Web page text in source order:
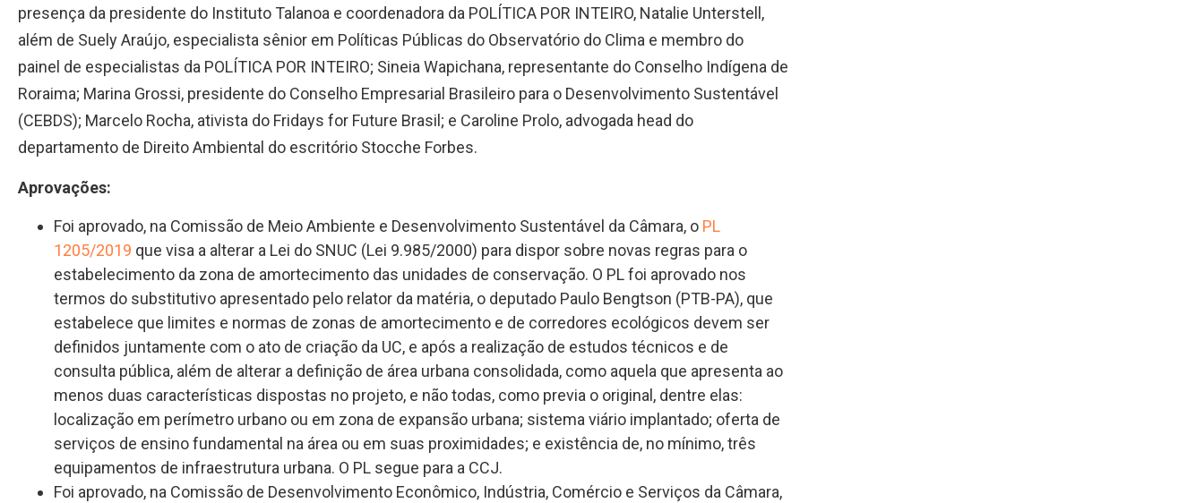
presença da presidente do Instituto Talanoa e coordenadora da POLÍTICA POR INTEIRO, Natalie Unterstell,
além de Suely Araújo, especialista sênior em Políticas Públicas do Observatório do Clima e membro do
painel de especialistas da POLÍTICA POR INTEIRO; Sineia Wapichana, representante do Conselho Indígena de
Roraima; Marina Grossi, presidente do Conselho Empresarial Brasileiro para o Desenvolvimento Sustentável
(CEBDS); Marcelo Rocha, ativista do Fridays for Future Brasil; e Caroline Prolo, advogada head do
departamento de Direito Ambiental do escritório Stocche Forbes.
Aprovações:
Foi aprovado, na Comissão de Meio Ambiente e Desenvolvimento Sustentável da Câmara, o PL
1205/2019 que visa a alterar a Lei do SNUC (Lei 9.985/2000) para dispor sobre novas regras para o
estabelecimento da zona de amortecimento das unidades de conservação. O PL foi aprovado nos
termos do substitutivo apresentado pelo relator da matéria, o deputado Paulo Bengtson (PTB-PA), que
estabelece que limites e normas de zonas de amortecimento e de corredores ecológicos devem ser
definidos juntamente com o ato de criação da UC, e após a realização de estudos técnicos e de
consulta pública, além de alterar a definição de área urbana consolidada, como aquela que apresenta ao
menos duas características dispostas no projeto, e não todas, como previa o original, dentre elas:
localização em perímetro urbano ou em zona de expansão urbana; sistema viário implantado; oferta de
serviços de ensino fundamental na área ou em suas proximidades; e existência de, no mínimo, três
equipamentos de infraestrutura urbana. O PL segue para a CCJ.
Foi aprovado, na Comissão de Desenvolvimento Econômico, Indústria, Comércio e Serviços da Câmara,